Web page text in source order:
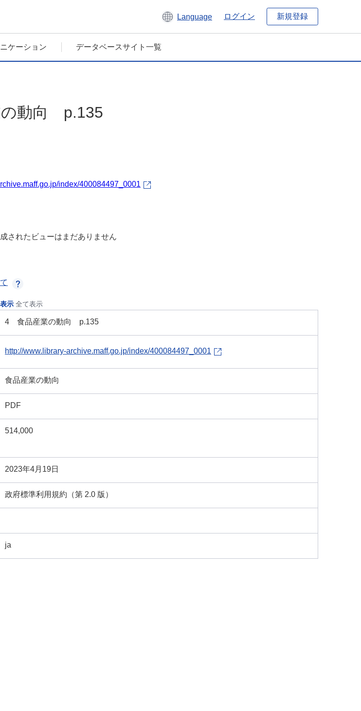
Language ログイン 新規登録
ケーション データベースサイト一覧
動向 p.135
index/400084497_0001
されたビューはまだありません
示 全て表示
4 食品産業の動向 p.135
http://www.library-archive.maff.go.jp/index/400084497_0001
食品産業の動向
PDF
514,000
2023年4月19日
政府標準利用規約（第 2.0 版）
ja